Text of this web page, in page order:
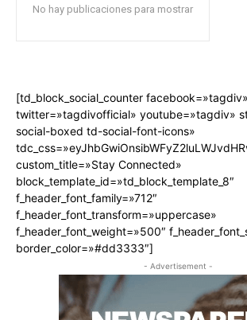
No hay publicaciones para mostrar
[td_block_social_counter facebook=»tagdiv»
twitter=»tagdivofficial» youtube=»tagdiv»
social-boxed td-social-font-icons»
custom_title=»Stay Connected»
block_template_id=»td_block_template_8″
f_header_font_family=»712″
f_header_font_transform=»uppercase»
f_header_font_weight=»500″
border_color=»#dd3333″]
- Advertisement -